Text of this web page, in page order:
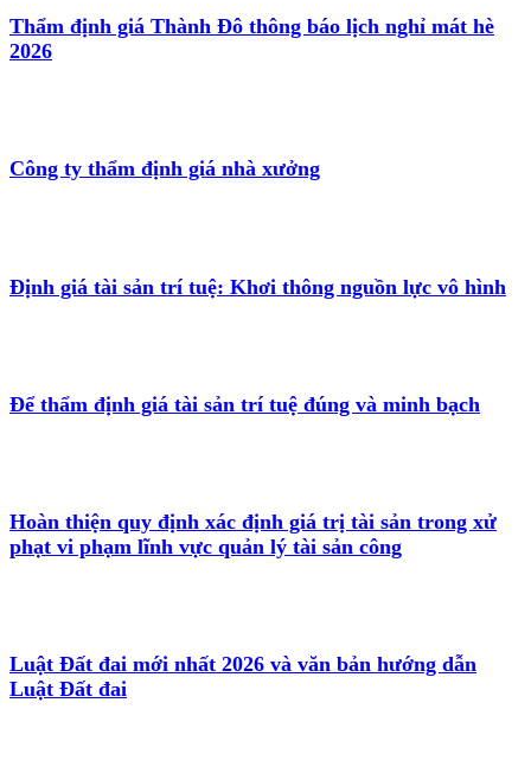
Thẩm định giá Thành Đô thông báo lịch nghỉ mát hè
2026
Công ty thẩm định giá nhà xưởng
Định giá tài sản trí tuệ: Khơi thông nguồn lực vô hình
Để thẩm định giá tài sản trí tuệ đúng và minh bạch
Hoàn thiện quy định xác định giá trị tài sản trong xử
phạt vi phạm lĩnh vực quản lý tài sản công
Luật Đất đai mới nhất 2026 và văn bản hướng dẫn
Luật Đất đai